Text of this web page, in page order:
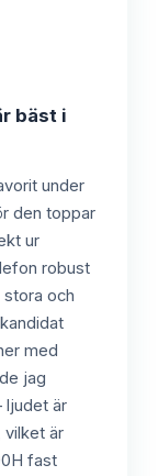
bäst i
under
den toppar
ur
robust
stora och
med
jag
ljudet är
vilket är
fast